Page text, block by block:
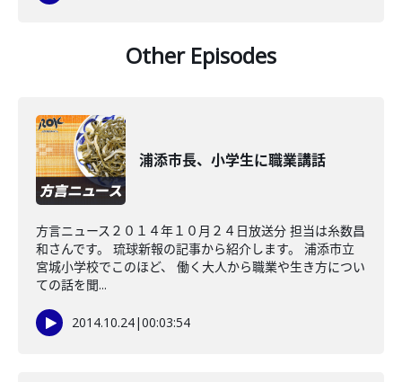
Other Episodes
浦添市長、小学生に職業講話
方言ニュース２０１４年１０月２４日放送分 担当は糸数昌
和さんです。 琉球新報の記事から紹介します。 浦添市立
宮城小学校でこのほど、 働く大人から職業や生き方につい
ての話を聞...
2014.10.24|00:03:54